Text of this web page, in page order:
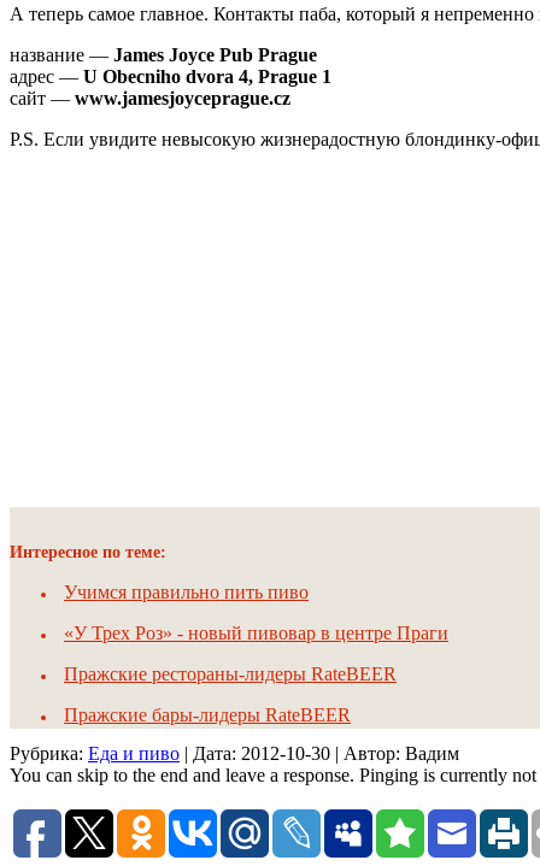
А теперь самое главное. Контакты паба, который я
название — James Joyce Pub Prague
адрес — U Obecniho dvora 4, Prague 1
сайт — www.jamesjoyceprague.cz
P.S. Если увидите невысокую жизнерадостную блондинку-
Интересное по теме:
Учимся правильно пить пиво
«У Трех Роз» - новый пивовар в центре Праги
Пражские рестораны-лидеры RateBEER
Пражские бары-лидеры RateBEER
Рубрика: Еда и пиво | Дата: 2012-10-30 | Автор: Вадим
You can skip to the end and leave a response. Pinging is currently